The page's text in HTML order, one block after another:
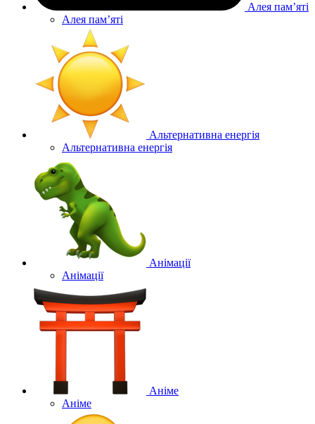
Алея памʼяті
Алея памʼяті
Альтернативна енергія
Альтернативна енергія
Анімації
Анімації
Аніме
Аніме